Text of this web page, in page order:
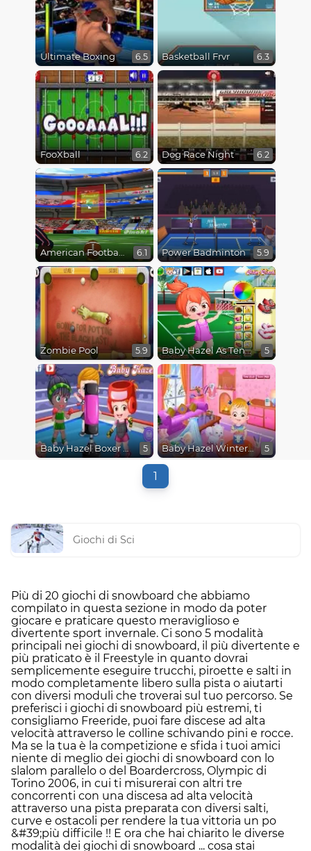
Ultimate Boxing 6.5 Basketball Frvr 6.3
FooXball 6.2 Dog Race Night 6.2
American Football Kicks 6.1 Power Badminton 5.9
Zombie Pool 5.9 Baby Hazel As Tennis Dressup 5
Baby Hazel Boxer Dressup 5 Baby Hazel Winter Fun 5
1
Giochi di Sci
Più di 20 giochi di snowboard che abbiamo
compilato in questa sezione in modo da poter
giocare e praticare questo meraviglioso e
divertente sport invernale. Ci sono 5 modalità
principali nei giochi di snowboard, il più divertente e
più praticato è il Freestyle in quanto dovrai
semplicemente eseguire trucchi, piroette e salti in
modo completamente libero sulla pista o aiutarti
con diversi moduli che troverai sul tuo percorso. Se
preferisci i giochi di snowboard più estremi, ti
consigliamo Freeride, puoi fare discese ad alta
velocità attraverso le colline schivando pini e rocce.
Ma se la tua è la competizione e sfida i tuoi amici
niente di meglio dei giochi di snowboard con lo
slalom parallelo o del Boardercross, Olympic di
Torino 2006, in cui ti misurerai con altri tre
concorrenti con una discesa ad alta velocità
attraverso una pista preparata con diversi salti,
curve e ostacoli per rendere la tua vittoria un po
&#39;più difficile !! E ora che hai chiarito le diverse
modalità dei giochi di snowboard ... cosa stai